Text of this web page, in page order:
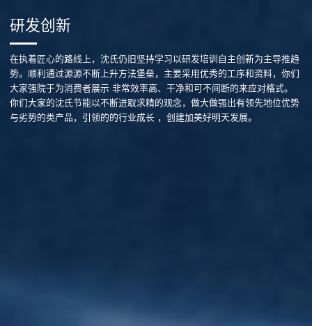
研发创新
在执着匠心的路线上，沈氏仍旧坚持学习以研发培训自主创新为主导推趋
势。顺利通过源源不断上升方法堡垒，主要采用优秀的工序和资料，你们
大家强院于为消费者展示 非常效率高、干净和可不间断的来应对格式。
你们大家的沈氏节能以不断进取求精的观念，做大做强出有领先地位优势
与劣势的类产品，引领的的行业成长 ，创建加美好明天发展。